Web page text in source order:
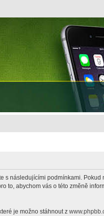
s následujícími podmínkami.
to, abychom vás o této změně
je možno stáhnout z